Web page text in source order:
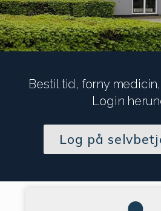
Bestil tid, forny
Login
Log på